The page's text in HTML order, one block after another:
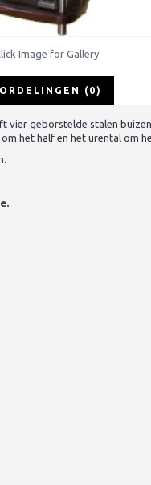
Image for Gallery
(0)
vier geborstelde stalen
het half en het urental om